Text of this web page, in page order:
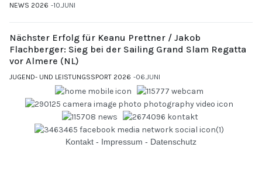
NEWS 2026 10.JUNI
Nächster Erfolg für Keanu Prettner / Jakob
Flachberger: Sieg bei der Sailing Grand Slam Regatta
vor Almere (NL)
JUGEND- UND LEISTUNGSSPORT 2026 06.JUNI
Kontakt - Impressum - Datenschutz